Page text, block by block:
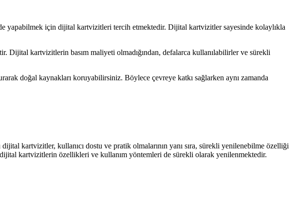
yapabilmek için dijital kartvizitleri tercih etmektedir. Dijital kartvizitler sayesinde kolaylıkla
Dijital kartvizitlerin basım maliyeti olmadığından, defalarca kullanılabilirler ve sürekli
doğal kaynakları koruyabilirsiniz. Böylece çevreye katkı sağlarken aynı zamanda
kartvizitler, kullanıcı dostu ve pratik olmalarının yanı sıra, sürekli yenilenebilme özelliği
kartvizitlerin özellikleri ve kullanım yöntemleri de sürekli olarak yenilenmektedir.